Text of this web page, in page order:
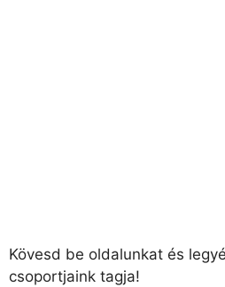
Kövesd be oldalunkat és
csoportjaink tagja!